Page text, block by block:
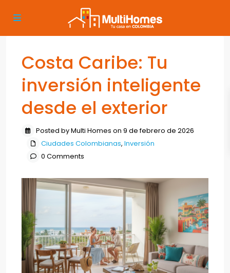
Costa Caribe: Tu
inversión inteligente
desde el exterior
Posted by Multi Homes on 9 de febrero de 2026
Ciudades Colombianas, Inversión
0 Comments